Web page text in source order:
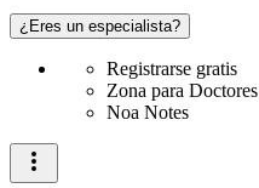
¿Eres un especialista?
Registrarse gratis
Zona para Doctores
Noa Notes